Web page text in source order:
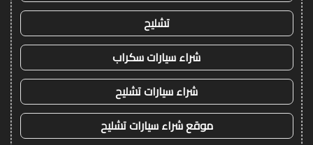
تشليح
شراء سيارات سكراب
شراء سيارات تشليح
موقع شراء سيارات تشليح